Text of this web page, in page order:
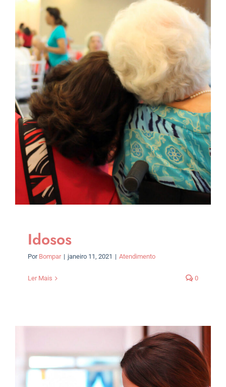
Idosos
Por Bompar | janeiro 11, 2021 | Atendimento
Ler Mais 0